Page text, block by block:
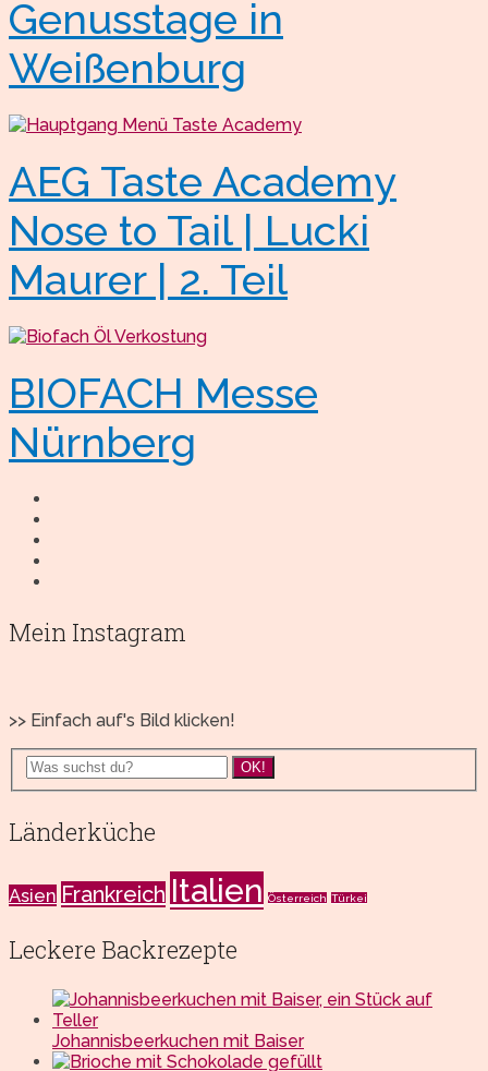
Genusstage in
Weißenburg
AEG Taste Academy
Nose to Tail | Lucki
Maurer | 2. Teil
BIOFACH Messe
Nürnberg
Mein Instagram
>> Einfach auf's Bild klicken!
OK!
Länderküche
Asien Frankreich Italien Österreich Türkei
Leckere Backrezepte
Johannisbeerkuchen mit Baiser